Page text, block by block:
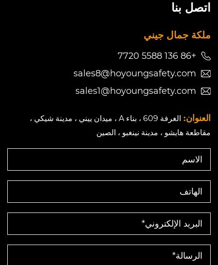
اتصل بنا
ملكة جمال جيني
+86 136 5588 7720
sales8@hoyoungsafety.com
sales1@hoyoungsafety.com
العنوان:
الغرفة 609 ، بناء A ، ميدان ييني ، مدينة شيكي ،
مقاطعة هايشو ، مدينة نينغبو ، الصين